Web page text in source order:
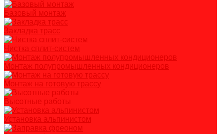
Базовый монтаж
Закладка трасс
Чистка сплит-систем
Монтаж полупромышленных кондиционеров
Монтаж на готовую трассу
Высотные работы
Установка альпинистом